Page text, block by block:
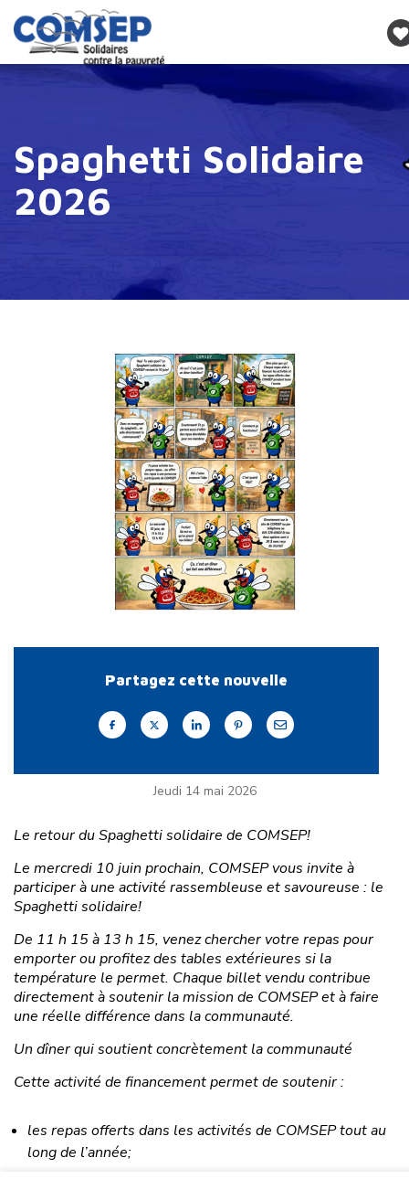
Spaghetti Solidaire
2026
Partagez cette nouvelle
Jeudi 14 mai 2026
Le retour du Spaghetti solidaire de COMSEP!
Le mercredi 10 juin prochain, COMSEP vous invite à
participer à une activité rassembleuse et savoureuse : le
Spaghetti solidaire!
De 11 h 15 à 13 h 15, venez chercher votre repas pour
emporter ou profitez des tables extérieures si la
température le permet. Chaque billet vendu contribue
directement à soutenir la mission de COMSEP et à faire
une réelle différence dans la communauté.
Un dîner qui soutient concrètement la communauté
Cette activité de financement permet de soutenir :
les repas offerts dans les activités de COMSEP tout au
long de l’année;